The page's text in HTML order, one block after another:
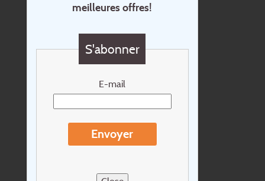
meilleures offres!
S'abonner
E-mail
Envoyer
Contact
Questions?
Newsletter
Conditions de voyage
Sitemap